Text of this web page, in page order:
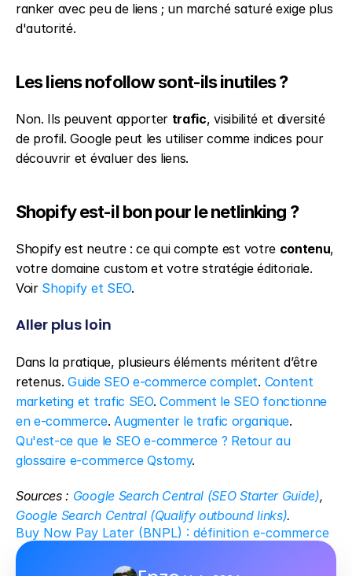
ranker avec peu de liens ; un marché saturé exige plus
d'autorité.
Les liens nofollow sont-ils inutiles ?
Non. Ils peuvent apporter trafic, visibilité et diversité
de profil. Google peut les utiliser comme indices pour
découvrir et évaluer des liens.
Shopify est-il bon pour le netlinking ?
Shopify est neutre : ce qui compte est votre contenu,
votre domaine custom et votre stratégie éditoriale.
Voir Shopify et SEO.
Aller plus loin
Dans la pratique, plusieurs éléments méritent d’être
retenus. Guide SEO e-commerce complet. Content
marketing et trafic SEO. Comment le SEO fonctionne
en e-commerce. Augmenter le trafic organique
Qu'est-ce que le SEO e-commerce ? Retour au
glossaire e-commerce Qstomy.
Sources : Google Search Central (SEO Starter Guide)
Google Search Central (Qualify outbound links).
Buy Now Pay Later (BNPL) : définition e-commerce